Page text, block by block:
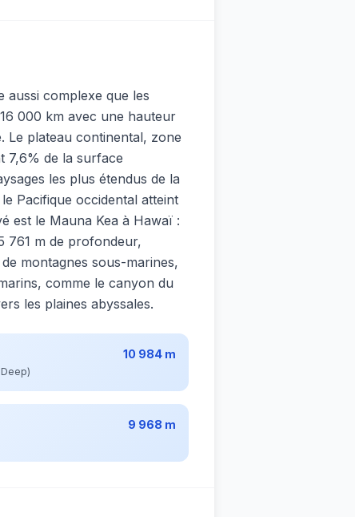
complexe que les
000 km avec une hauteur
Le plateau continental, zone
7,6% de la surface
les plus étendus de la
Pacifique occidental atteint
est le Mauna Kea à Hawaï :
761 m de profondeur,
montagnes sous-marines,
comme le canyon du
les plaines abyssales.
10 984 m
9 968 m